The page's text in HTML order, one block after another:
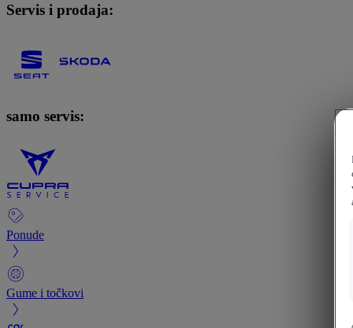
Servis i prodaja:
samo servis:
Ponude
Gume i točkovi